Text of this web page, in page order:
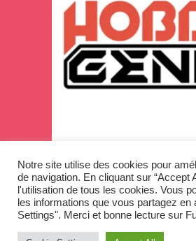
Copyright © 2026
Notre site utilise des cookies pour
de navigation. En cliquant sur “Accept
l'utilisation de tous les cookies. Vous
les informations que vous partagez en
Settings". Merci et bonne lecture sur